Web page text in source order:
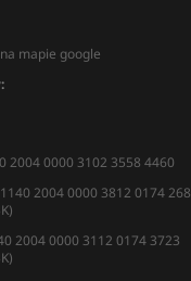
mapie google
2004 0000 3102 3558 4460
2004 0000 3812 0174
2004 0000 3112 0174 3723